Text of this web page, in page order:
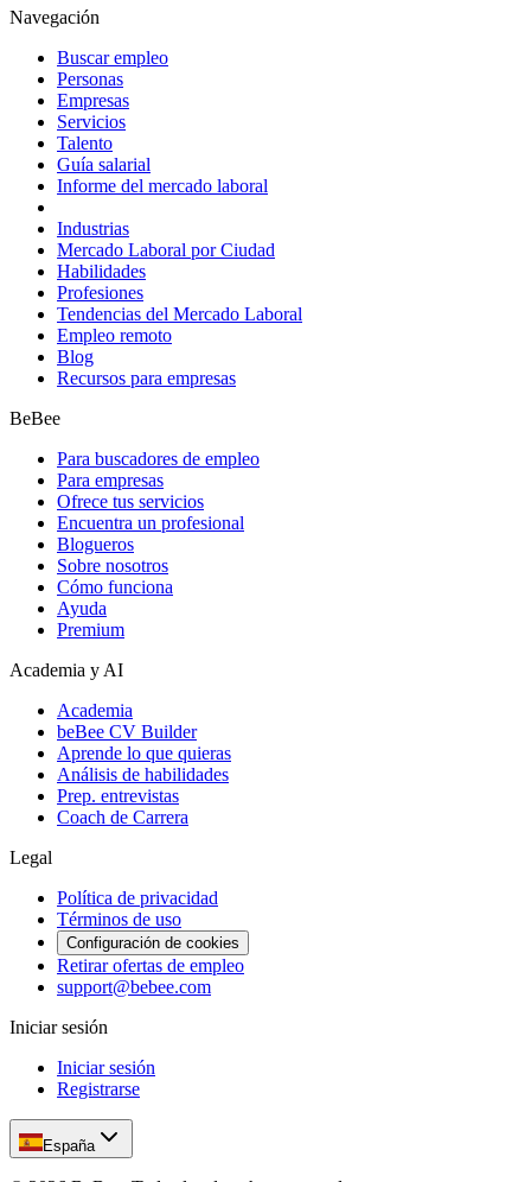
Navegación
Buscar empleo
Personas
Empresas
Servicios
Talento
Guía salarial
Informe del mercado laboral
Industrias
Mercado Laboral por Ciudad
Habilidades
Profesiones
Tendencias del Mercado Laboral
Empleo remoto
Blog
Recursos para empresas
BeBee
Para buscadores de empleo
Para empresas
Ofrece tus servicios
Encuentra un profesional
Blogueros
Sobre nosotros
Cómo funciona
Ayuda
Premium
Academia y AI
Academia
beBee CV Builder
Aprende lo que quieras
Análisis de habilidades
Prep. entrevistas
Coach de Carrera
Legal
Política de privacidad
Términos de uso
Configuración de cookies
Retirar ofertas de empleo
support@bebee.com
Iniciar sesión
Iniciar sesión
Registrarse
España